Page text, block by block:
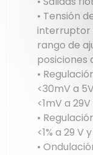
• Tensión
interruptor
rango de
posiciones
•
<30mV a
<1mV a
•
<1% a 29 V
•